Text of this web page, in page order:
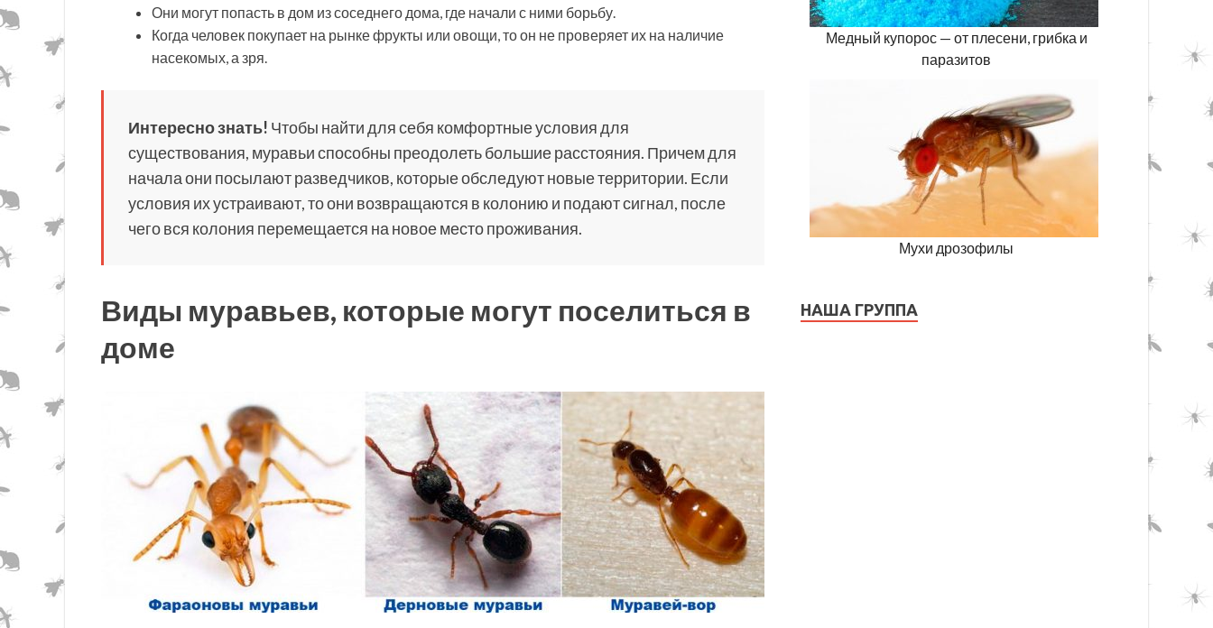
Они могут попасть в дом из соседнего дома, где начали с ними борьбу.
Когда человек покупает на рынке фрукты или овощи, то он не проверяет их на наличие
насекомых, а зря.
Интересно знать! Чтобы найти для себя комфортные условия для
существования, муравьи способны преодолеть большие расстояния. Причем для
начала они посылают разведчиков, которые обследуют новые территории. Если
условия их устраивают, то они возвращаются в колонию и подают сигнал, после
чего вся колония перемещается на новое место проживания.
Виды муравьев, которые могут поселиться в
доме
Медный купорос — от плесени, грибка и
паразитов
Мухи дрозофилы
НАША ГРУППА